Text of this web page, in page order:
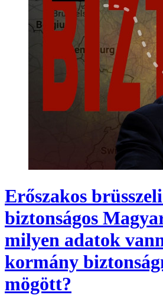
Erőszakos
biztonságos
milyen adatok
kormány
mögött?